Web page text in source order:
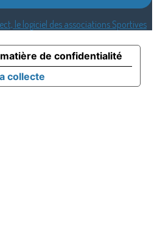
le logiciel des associations Sportives
collecte
de confidentialité